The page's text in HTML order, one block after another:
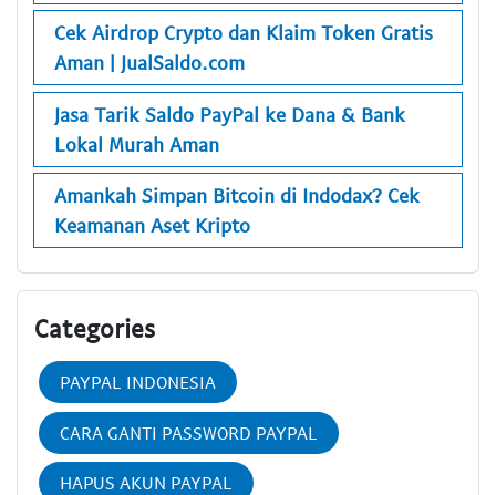
Cek Airdrop Crypto dan Klaim Token Gratis
Aman | JualSaldo.com
Jasa Tarik Saldo PayPal ke Dana & Bank
Lokal Murah Aman
Amankah Simpan Bitcoin di Indodax? Cek
Keamanan Aset Kripto
Categories
PAYPAL INDONESIA
CARA GANTI PASSWORD PAYPAL
HAPUS AKUN PAYPAL